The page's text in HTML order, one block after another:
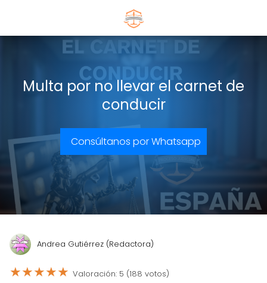
Multa por no llevar el carnet de
conducir
Consúltanos por Whatsapp
Andrea Gutiérrez (Redactora)
★★★★★ Valoración: 5 (188 votos)